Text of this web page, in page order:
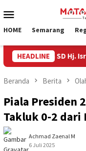
ke
Mobile
HOME Semarang
HEADLINE
Siswa SD Hj.
Beranda Berita
Piala Presiden
Takluk 0-2 dari
Achmad Zaenal M
6 Juli 2025